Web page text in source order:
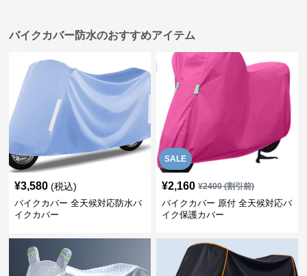
バイクカバー防水のおすすめアイテム
¥3,580 (税込)
バイクカバー 全天候対応防水バ
イクカバー
SALE
¥2,160 ¥2400(割引前)
バイクカバー 原付 全天候対応バ
イク保護カバー